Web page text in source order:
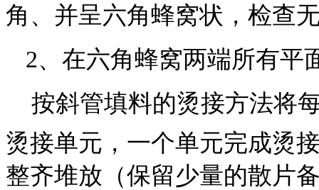
角、并呈六角蜂窝状，检查
2、在六角蜂窝两端所有平
按斜管填料的烫接方法将
烫接单元，一个单元完成烫
整齐堆放（保留少量的散片